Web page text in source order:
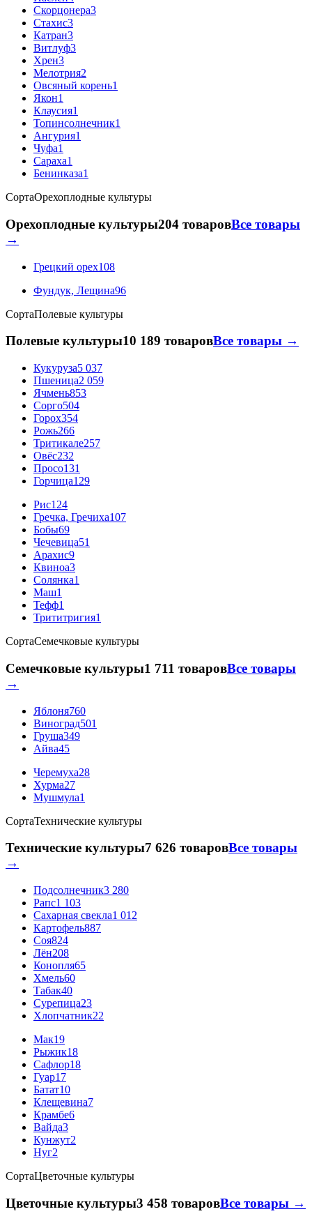
Скорцонера3
Стахис3
Катран3
Витлуф3
Хрен3
Мелотрия2
Овсяный корень1
Якон1
Клаусия1
Топинсолнечник1
Ангурия1
Чуфа1
Сараха1
Бенинказа1
СортаОрехоплодные культуры
Орехоплодные культуры204 товаровВсе товары
→
Грецкий орех108
Фундук, Лещина96
СортаПолевые культуры
Полевые культуры10 189 товаровВсе товары →
Кукуруза5 037
Пшеница2 059
Ячмень853
Сорго504
Горох354
Рожь266
Тритикале257
Овёс232
Просо131
Горчица129
Рис124
Гречка, Гречиха107
Бобы69
Чечевица51
Арахис9
Квиноа3
Солянка1
Маш1
Тефф1
Трититригия1
СортаСемечковые культуры
Семечковые культуры1 711 товаровВсе товары
→
Яблоня760
Виноград501
Груша349
Айва45
Черемуха28
Хурма27
Мушмула1
СортаТехнические культуры
Технические культуры7 626 товаровВсе товары
→
Подсолнечник3 280
Рапс1 103
Сахарная свекла1 012
Картофель887
Соя824
Лён208
Конопля65
Хмель60
Табак40
Сурепица23
Хлопчатник22
Мак19
Рыжик18
Сафлор18
Гуар17
Батат10
Клещевина7
Крамбе6
Вайда3
Кунжут2
Нуг2
СортаЦветочные культуры
Цветочные культуры3 458 товаровВсе товары →